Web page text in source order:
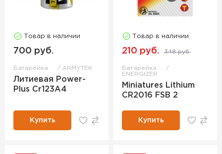
Товар в наличии
700 руб.
Батарейка ARMYTEK
Литиевая Power-
Plus Cr123A4
Купить
Товар в наличии
210 руб. 348 руб.
Батарейка
ENERGIZER
Miniatures Lithium
CR2016 FSB 2
Купить